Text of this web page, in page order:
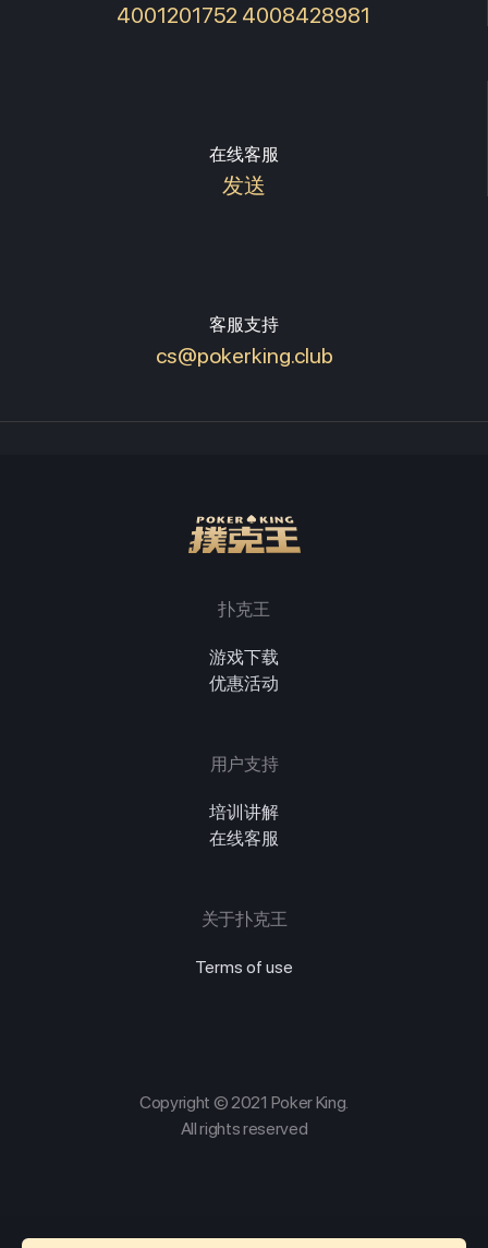
4001201752 4008428981
在线客服
发送
客服支持
cs@pokerking.club
扑克王
游戏下载
优惠活动
用户支持
培训讲解
在线客服
关于扑克王
Terms of use
Copyright © 2021 Poker King.
All rights reserved